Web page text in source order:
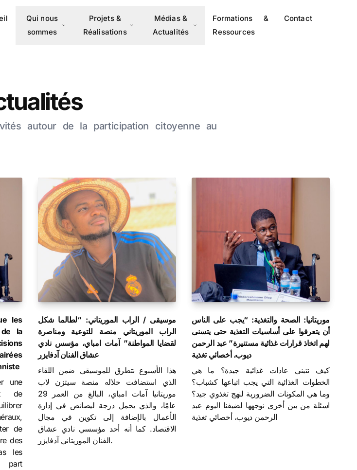
Qui nous
sommes
Projets &
Réalisations
Médias &
Actualités
Formations &
Ressources
Contact
autour de la participation citoyenne au
les
la
une
de
de
des
les
part
موسيقى / الراب الموريتاني: “لطالما شكل
الراب الموريتاني منصة للتوعية ومناصرة
لقضايا المواطنة” آمات امباي، مؤسس نادي
عشاق الفنان آدفايزر
هذا الأسبوع نتطرق للموسيقى ضمن اللقاء
الذي استضافت خلاله منصة سيتزن لاب
موريتانيا آمات امباي، البالغ من العمر 29
عامًا، والذي يحمل درجة ليصانص في إدارة
الأعمال بالإضافة إلى تكوين في مجال
الاقتصاد. كما أنه أحد مؤسسي نادي عشاق
الفنان الموريتاني آدفايزر.
موريتانيا: الصحة والتغذية: “يجب على الناس
أن يتعرفوا على أساسيات التغذية حتى يتسنى
لهم اتخاذ قرارات غذائية مستنيرة” عبد الرحمن
ديوب، أخصائي تغذية
كيف نتبنى عادات غذائية جيدة؟ ما هي
الخطوات الغذائية التي يجب اتباعها كشباب؟
وما هي المكونات الضرورية لنهج تغذوي جيد؟
اسئلة من بين أخرى نوجهها لضيفنا اليوم عبد
الرحمن ديوب، أخصائي تغذية